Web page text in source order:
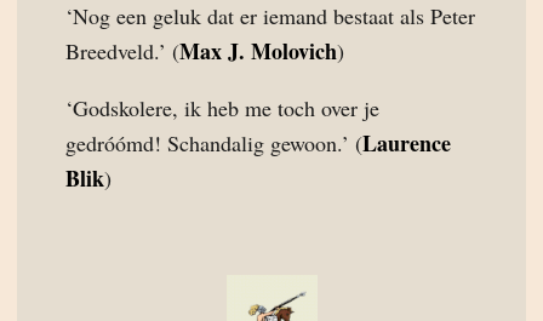
‘Nog een geluk dat er iemand bestaat als Peter
Breedveld.’ (Max J. Molovich)
‘Godskolere, ik heb me toch over je
gedróómd! Schandalig gewoon.’ (Laurence
Blik)